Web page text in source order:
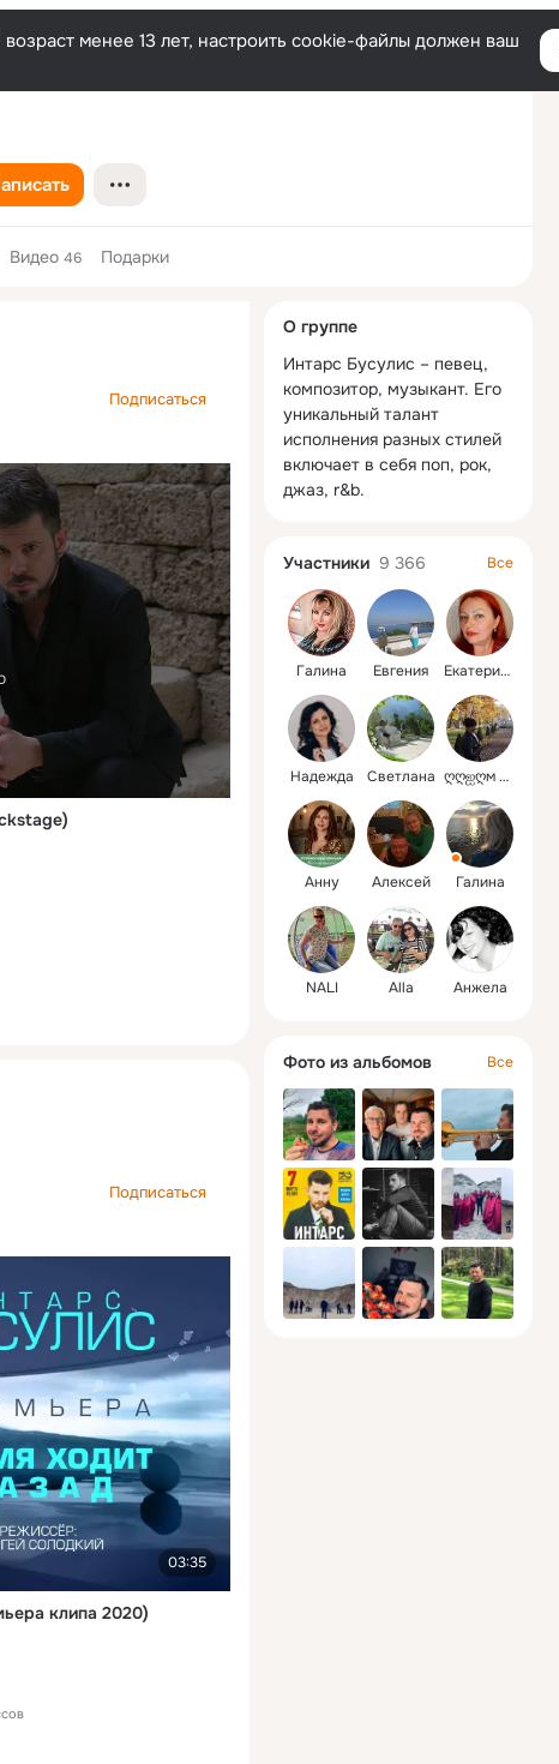
менее 13 лет, настроить cookie-файлы должен ваш
Видео 46 Подарки
Подписаться
Подписаться
03:35
клипа 2020)
колонка
О группе
Интарс Бусулис – певец,
композитор, музыкант. Его
уникальный талант
исполнения разных стилей
включает в себя поп, рок,
джаз, r&b.
Участники 9 366 Все
Гaлинa Евгения Екатерина
Надежда Светлана ღღஐღм ИРА ж
Анну Алексей Галина
NALI Alla Анжела
Фото из альбомов Все